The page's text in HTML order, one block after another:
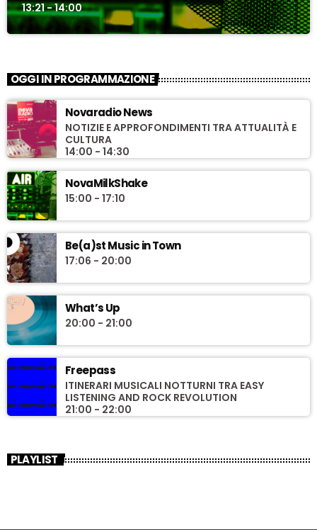
13:21 - 14:00
OGGI IN PROGRAMMAZIONE
Novaradio News
NOTIZIE E APPROFONDIMENTI TRA ATTUALITÀ E
CULTURA
14:00 - 14:30
NovaMilkShake
15:00 - 17:10
Be(a)st Music in Town
17:06 - 20:00
What’s Up
20:00 - 21:00
Freepass
ITINERARI MUSICALI NOTTURNI TRA EASY
LISTENING AND ROCK REVOLUTION
21:00 - 22:00
PLAYLIST